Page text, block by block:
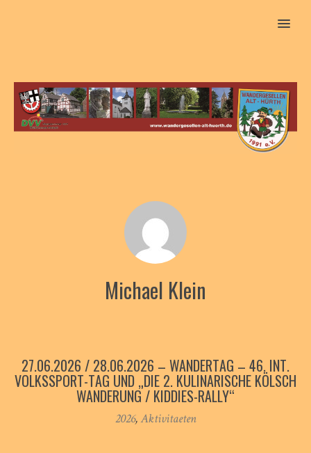
MENU
Michael Klein
27.06.2026 / 28.06.2026 – WANDERTAG – 46. INT.
VOLKSSPORT-TAG UND „DIE 2. KULINARISCHE KÖLSCH
WANDERUNG / KIDDIES-RALLY“
2026,Aktivitaeten